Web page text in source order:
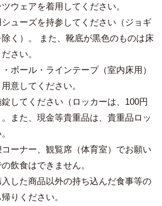
ウェアを着用してください。
ューズを持参してください（ジョギ
く）。 また、靴底が黒色のものは床
さい。
ボール・ラインテープ（室内床用）
意してください。
してください（ロッカーは、100円
また、現金等貴重品は、貴重品ロッ
ーナー、観覧席（体育室）でお願い
飲食はできません。
した商品以外の持ち込んだ食事等の
りください。